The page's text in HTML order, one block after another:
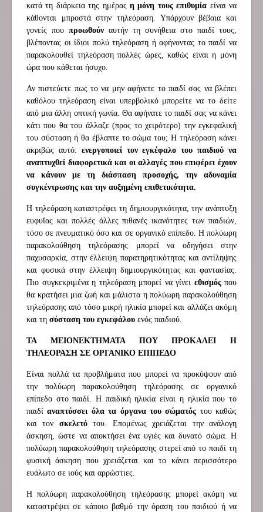
κατά τη διάρκεια της ημέρας η μόνη τους επιθυμία είναι να
κάθονται μπροστά στην τηλεόραση. Υπάρχουν βέβαια και
γονείς που προωθούν αυτήν τη συνήθεια στο παιδί τους,
βλέποντας οι ίδιοι πολύ τηλεόραση ή αφήνοντας το παιδί να
παρακολουθεί τηλεόραση πολλές ώρες, καθώς είναι η μόνη
ώρα που κάθεται ήσυχο.
Αν πιστεύετε πως το να μην αφήνετε το παιδί σας να βλέπει
καθόλου τηλεόραση είναι υπερβολικό μπορείτε να το δείτε
από μια άλλη οπτική γωνία. Θα αφήνατε το παιδί σας να κάνει
κάτι που θα του άλλαζε (προς το χειρότερο) την εγκεφαλική
του σύσταση ή θα έβλαπτε το σώμα του; Η τηλεόραση κάνει
ακριβώς αυτό: ενεργοποιεί τον εγκέφαλο του παιδιού να
αναπτυχθεί διαφορετικά και οι αλλαγές που επιφέρει έχουν
να κάνουν με τη διάσπαση προσοχής, την αδυναμία
συγκέντρωσης και την αυξημένη επιθετικότητα.
Η τηλεόραση καταστρέφει τη δημιουργικότητα, την ανάπτυξη
ευφυΐας και πολλές άλλες πιθανές ικανότητες των παιδιών,
τόσο σε πνευματικό όσο και σε οργανικό επίπεδο. Η πολύωρη
παρακολούθηση τηλεόρασης μπορεί να οδηγήσει στην
παχυσαρκία, στην έλλειψη παρατηρητικότητας και αντίληψης
και φυσικά στην έλλειψη δημιουργικότητας και φαντασίας.
Πιο συγκεκριμένα η τηλεόραση μπορεί να γίνει εθισμόςπου
θα κρατήσει μια ζωή και μάλιστα η πολύωρη παρακολούθηση
τηλεόρασης από τόσο μικρή ηλικία μπορεί και αλλάζει ακόμη
και τη σύσταση του εγκεφάλου ενός παιδιού.
ΤΑ ΜΕΙΟΝΕΚΤΗΜΑΤΑ ΠΟΥ ΠΡΟΚΑΛΕΙ Η
ΤΗΛΕΟΡΑΣΗ ΣΕ ΟΡΓΑΝΙΚΟ ΕΠΙΠΕΔΟ
Είναι πολλά τα προβλήματα που μπορεί να προκύψουν από
την πολύωρη παρακολούθηση τηλεόρασης σε οργανικό
επίπεδο στο παιδί. Η παιδική ηλικία είναι η ηλικία που το
παιδίαναπτύσσει όλα τα όργανα του σώματός του καθώς
και τον σκελετότου. Επομένως χρειάζεται την ανάλογη
άσκηση, ώστε να αποκτήσει ένα υγιές και δυνατό σώμα. Η
πολύωρη παρακολούθηση τηλεόρασης στερεί από το παιδί τη
φυσική άσκηση που χρειάζεται και το κάνει περισσότερο
ευάλωτο σε ιούς και αρρώστιες.
Η πολύωρη παρακολούθηση τηλεόρασης μπορεί ακόμη να
καταστρέψει σε κάποιο βαθμό την όραση του παιδιού ή να